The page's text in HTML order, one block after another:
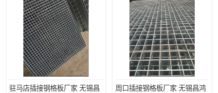
驻马店插接钢格板厂家 无锡昌
周口插接钢格板厂家 无锡昌鸿
栏杆 钢格栅
齿形钢格板 钢格板
热镀锌钢格板 复合钢格板
钢格栅踏步板 插接钢格板